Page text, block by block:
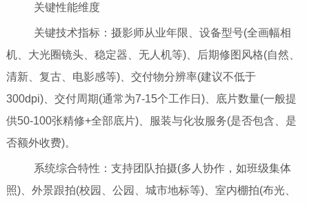
关键性能维度
关键技术指标：摄影师从业年限、设备型号(全画幅相
机、大光圈镜头、稳定器、无人机等)、后期修图风格(自然、
清新、复古、电影感等)、交付物分辨率(建议不低于
300dpi)、交付周期(通常为7-15个工作日)、底片数量(一般提
供50-100张精修+全部底片)、服装与化妆服务(是否包含、是
否额外收费)。
系统综合特性：支持团队拍摄(多人协作，如班级集体
照)、外景跟拍(校园、公园、城市地标等)、室内棚拍(布光、